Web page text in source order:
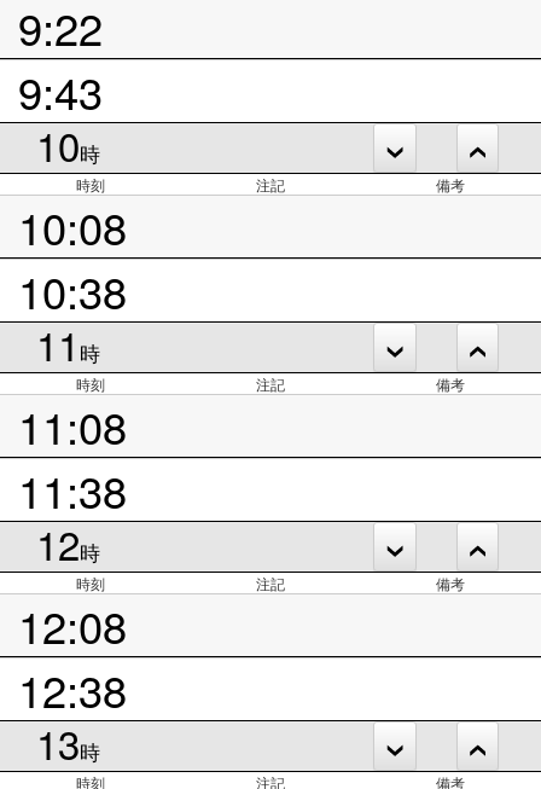
9:22
9:43
10時
時刻 注記 備考
10:08
10:38
11 時
時刻 注記 備考
11:08
11:38
12時
時刻 注記 備考
12:08
12:38
13時
時刻 注記 備考